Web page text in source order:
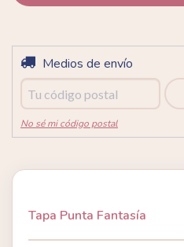
Entregas para el CP:
Medios de envío
No sé mi código postal
Tapa Punta Fantasía